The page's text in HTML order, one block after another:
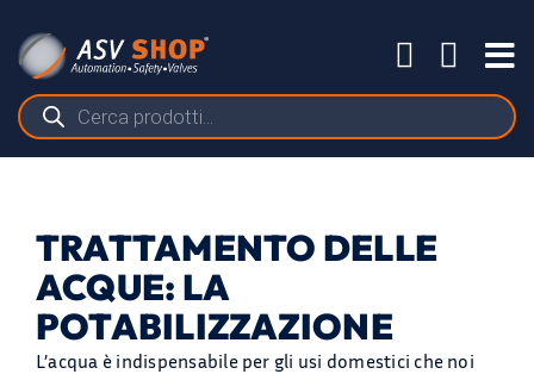
contenuto
Ricerca
prodotti
TRATTAMENTO DELLE
ACQUE: LA
POTABILIZZAZIONE
L’acqua è indispensabile per gli usi domestici che noi